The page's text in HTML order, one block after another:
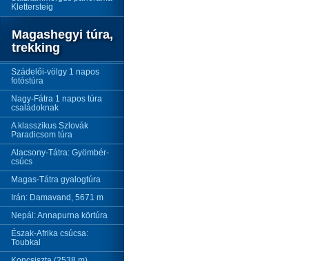
Klettersteig
Magashegyi túra,
trekking
Szádelői-völgy 1 napos
fotóstúra
Nagy-Fátra 1 napos túra
családoknak
A klasszikus Szlovák
Paradicsom túra
Alacsony-Tátra: Gyömbér-
csúcs
Magas-Tátra gyalogtúra
Irán: Damavand, 5671 m
Nepál: Annapurna körtúra
Észak-Afrika csúcsa:
Toubkal